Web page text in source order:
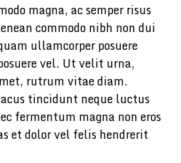
magna, ac semper risus
commodo nibh non dui
ullamcorper posuere
vel. Ut velit urna,
rutrum vitae diam.
tincidunt neque luctus
fermentum magna non eros
et dolor vel felis hendrerit